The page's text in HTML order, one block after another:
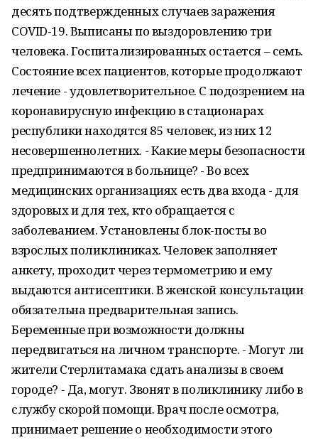
десять подтвержденных случаев заражения
COVID-19. Выписаны по выздоровлению три
человека. Госпитализированных остается – семь.
Состояние всех пациентов, которые продолжают
лечение - удовлетворительное. С подозрением на
коронавирусную инфекцию в стационарах
республики находятся 85 человек, из них 12
несовершеннолетних. - Какие меры безопасности
предпринимаются в больнице? - Во всех
медицинских организациях есть два входа - для
здоровых и для тех, кто обращается с
заболеванием. Установлены блок-посты во
взрослых поликлиниках. Человек заполняет
анкету, проходит через термометрию и ему
выдаются антисептики. В женской консультации
обязательна предварительная запись.
Беременные при возможности должны
передвигаться на личном транспорте. - Могут ли
жители Стерлитамака сдать анализы в своем
городе? - Да, могут. Звонят в поликлинику либо в
службу скорой помощи. Врач после осмотра,
принимает решение о необходимости этого